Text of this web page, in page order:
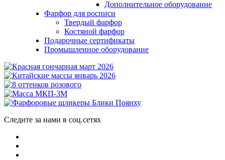
Дополнительное оборудование
Фарфор для росписи
Твердый фарфор
Костяной фарфор
Подарочные сертификаты
Промышленное оборудование
Следите за нами в соц.сетях